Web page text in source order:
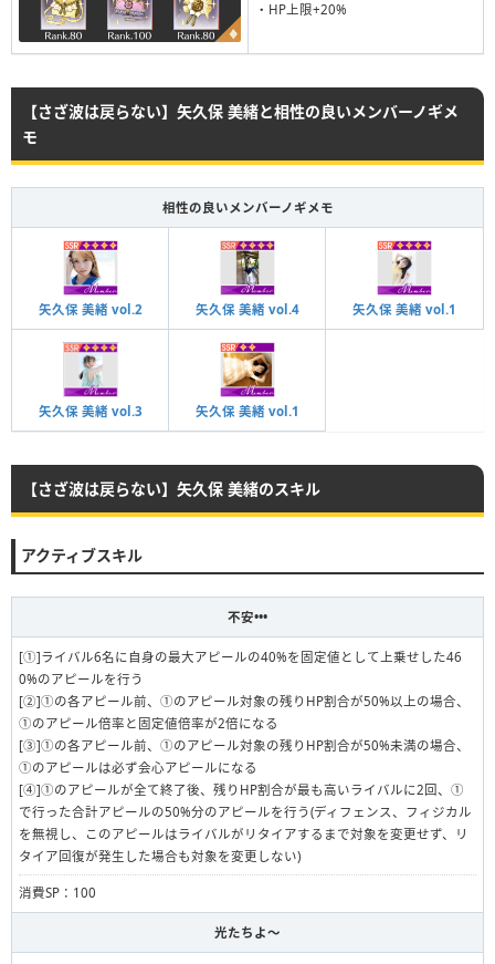
・HP上限+20%
【さざ波は戻らない】矢久保 美緒と相性の良いメンバーノギメ
モ
相性の良いメンバーノギメモ
矢久保 美緒 vol.2 矢久保 美緒 vol.4 矢久保 美緒 vol.1
矢久保 美緒 vol.3 矢久保 美緒 vol.1
【さざ波は戻らない】矢久保 美緒のスキル
アクティブスキル
不安•••
[①]ライバル6名に自身の最大アピールの40%を固定値として上乗せした46
0%のアピールを行う
[②]①の各アピール前、①のアピール対象の残りHP割合が50%以上の場合、
①のアピール倍率と固定値倍率が2倍になる
[③]①の各アピール前、①のアピール対象の残りHP割合が50%未満の場合、
①のアピールは必ず会心アピールになる
[④]①のアピールが全て終了後、残りHP割合が最も高いライバルに2回、①
で行った合計アピールの50%分のアピールを行う(ディフェンス、フィジカル
を無視し、このアピールはライバルがリタイアするまで対象を変更せず、リ
タイア回復が発生した場合も対象を変更しない)
消費SP：100
光たちよ〜